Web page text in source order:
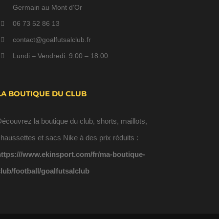
Germain au Mont d’Or
06 73 52 86 13
contact@goalfutsalclub.fr
Lundi – Vendredi: 9:00 – 18:00
BOUTIQUE DU CLUB
la boutique du club, shorts, maillots,
et sacs Nike à des prix réduits :
www.ekinsport.com/fr/ma-boutique-
football/goalfutsalclub